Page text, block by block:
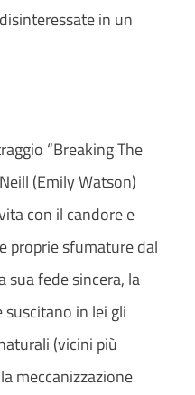
in un
“Breaking The
(Emily Watson)
con il candore e
proprie sfumature dal
sua fede sincera, la
in lei gli
(vicini più
meccanizzazione